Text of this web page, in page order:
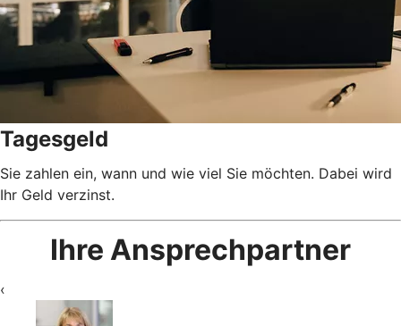
Tagesgeld
Sie zahlen ein, wann und wie viel Sie möchten. Dabei wird
Ihr Geld verzinst.
Ihre Ansprechpartner
‹